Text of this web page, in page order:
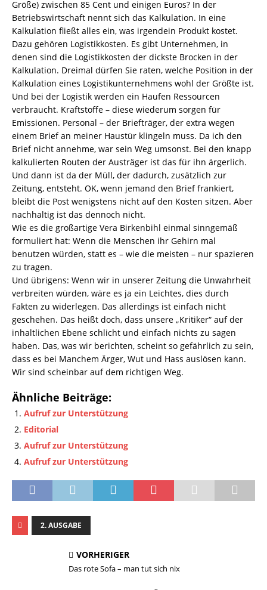
Größe) zwischen 85 Cent und einigen Euros? In der
Betriebswirtschaft nennt sich das Kalkulation. In eine
Kalkulation fließt alles ein, was irgendein Produkt kostet.
Dazu gehören Logistikkosten. Es gibt Unternehmen, in
denen sind die Logistikkosten der dickste Brocken in der
Kalkulation. Dreimal dürfen Sie raten, welche Position in der
Kalkulation eines Logistikunternehmens wohl der Größte ist.
Und bei der Logistik werden ein Haufen Ressourcen
verbraucht. Kraftstoffe – diese wiederum sorgen für
Emissionen. Personal – der Briefträger, der extra wegen
einem Brief an meiner Haustür klingeln muss. Da ich den
Brief nicht annehme, war sein Weg umsonst. Bei den knapp
kalkulierten Routen der Austräger ist das für ihn ärgerlich.
Und dann ist da der Müll, der dadurch, zusätzlich zur
Zeitung, entsteht. OK, wenn jemand den Brief frankiert,
bleibt die Post wenigstens nicht auf den Kosten sitzen. Aber
nachhaltig ist das dennoch nicht.
Wie es die großartige Vera Birkenbihl einmal sinngemäß
formuliert hat: Wenn die Menschen ihr Gehirn mal
benutzen würden, statt es – wie die meisten – nur spazieren
zu tragen.
Und übrigens: Wenn wir in unserer Zeitung die Unwahrheit
verbreiten würden, wäre es ja ein Leichtes, dies durch
Fakten zu widerlegen. Das allerdings ist einfach nicht
geschehen. Das heißt doch, dass unsere „Kritiker“ auf der
inhaltlichen Ebene schlicht und einfach nichts zu sagen
haben. Das, was wir berichten, scheint so gefährlich zu sein,
dass es bei Manchem Ärger, Wut und Hass auslösen kann.
Wir sind scheinbar auf dem richtigen Weg.
Ähnliche Beiträge:
Aufruf zur Unterstützung
Editorial
Aufruf zur Unterstützung
Aufruf zur Unterstützung
2. AUSGABE
VORHERIGER
Das rote Sofa – man tut sich nix